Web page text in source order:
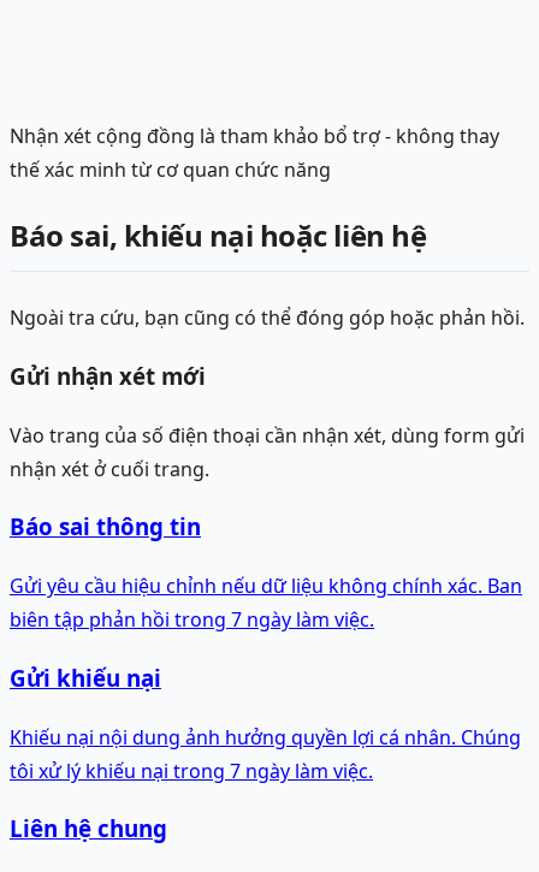
Nhận xét cộng đồng là tham khảo bổ trợ - không thay
thế xác minh từ cơ quan chức năng
Báo sai, khiếu nại hoặc liên hệ
Ngoài tra cứu, bạn cũng có thể đóng góp hoặc phản hồi.
Gửi nhận xét mới
Vào trang của số điện thoại cần nhận xét, dùng form gửi
nhận xét ở cuối trang.
Báo sai thông tin
Gửi yêu cầu hiệu chỉnh nếu dữ liệu không chính xác. Ban
biên tập phản hồi trong 7 ngày làm việc.
Gửi khiếu nại
Khiếu nại nội dung ảnh hưởng quyền lợi cá nhân. Chúng
tôi xử lý khiếu nại trong 7 ngày làm việc.
Liên hệ chung